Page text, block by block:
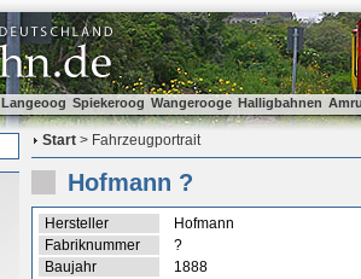
Langeoog Spiekeroog Wangerooge Halligbahnen
Start > Fahrzeugportrait
Hofmann ?
Hersteller
Hofmann
Fabriknummer
?
Baujahr
1888